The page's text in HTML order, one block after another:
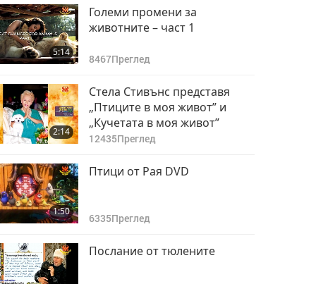
нарушения
Беларус: Граждански
кодекс
3119Преглед
0:56
Белгия: Поправка в
Гражданския кодекс
3217Преглед
Бенин: Наказателен
3281Преглед
Бутан: Наказателен
5:14
Големи промени за
животните – част 1
8467Преглед
2:14
Стела Стивънс представя
„Птиците в моя живот” и
„Кучетата в моя живот”
12435Преглед
1:50
Птици от Рая DVD
6335Преглед
Послание от тюлените